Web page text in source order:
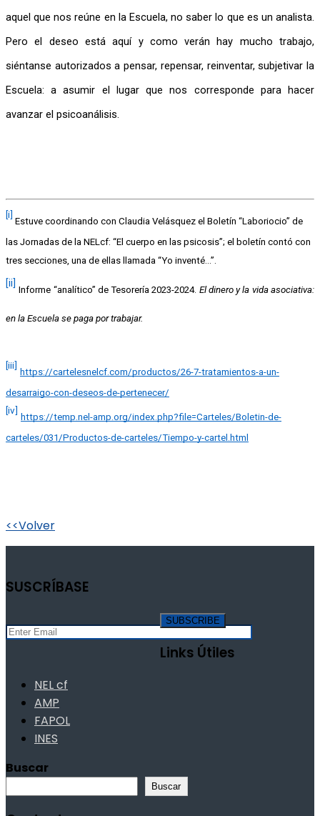
aquel que nos reúne en la Escuela, no saber lo que es un analista.
Pero el deseo está aquí y como verán hay mucho trabajo,
siéntanse autorizados a pensar, repensar, reinventar, subjetivar la
Escuela: a asumir el lugar que nos corresponde para hacer
avanzar el psicoanálisis.
[i]
Estuve coordinando con Claudia Velásquez el Boletín “Laboriocio” de
las Jornadas de la NELcf: “El cuerpo en las psicosis”; el boletín contó con
tres secciones, una de ellas llamada “Yo inventé…”.
[ii]
Informe “analítico” de Tesorería 2023-2024. El dinero y la vida asociativa:
en la Escuela se paga por trabajar.
[iii]
https://cartelesnelcf.com/productos/26-7-tratamientos-a-un-
desarraigo-con-deseos-de-pertenecer/
[iv]
https://temp.nel-amp.org/index.php?file=Carteles/Boletin-de-
carteles/031/Productos-de-carteles/Tiempo-y-cartel.html
<<Volver
SUSCRÍBASE
Links Útiles
NEL cf
AMP
FAPOL
INES
Buscar
Buscar